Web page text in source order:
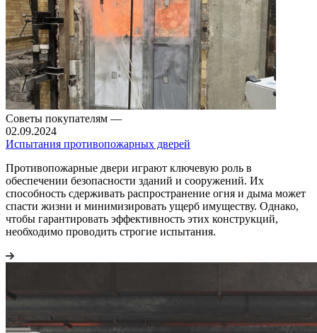
Советы покупателям —
02.09.2024
Испытания противопожарных дверей
Противопожарные двери играют ключевую роль в
обеспечении безопасности зданий и сооружений. Их
способность сдерживать распространение огня и дыма может
спасти жизни и минимизировать ущерб имуществу. Однако,
чтобы гарантировать эффективность этих конструкций,
необходимо проводить строгие испытания.